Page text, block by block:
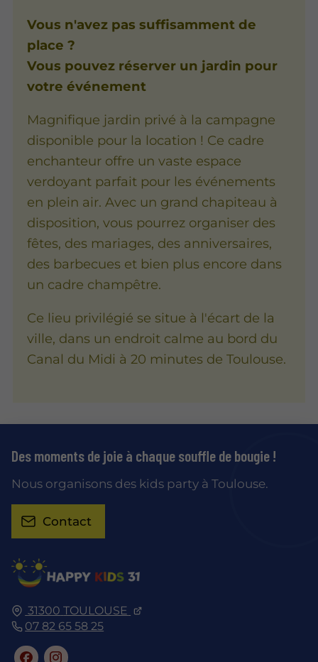
Vous n'avez pas suffisamment de
place ?
Vous pouvez réserver un jardin pour
votre événement
Magnifique jardin privé à la campagne
disponible pour la location ! Ce cadre
enchanteur offre un vaste espace
verdoyant parfait pour les événements
en plein air. Avec un grand chapiteau à
disposition​,​ vous pourrez organiser des
fêtes​,​ des mariages​,​ des anniversaires​,​
des barbecues et bien plus encore dans
un cadre champêtre.
Ce lieu privilégié se situe à l'écart de la
ville​,​ dans un endroit calme au bord du
Canal du Midi à 20 minutes de Toulouse.
31300 TOULOUSE
07 82 65 58 25
Des moments de joie à chaque souffle de bougie !
Nous organisons des kids party à Toulouse.
Contact